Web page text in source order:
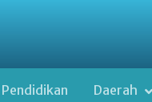
Pendidikan Daerah